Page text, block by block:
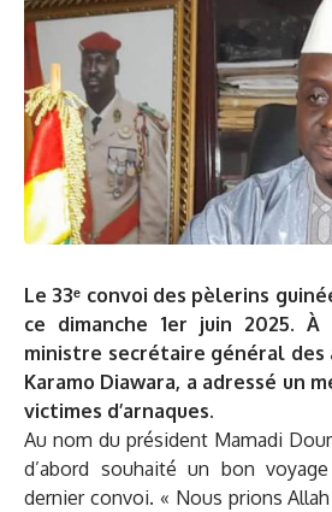
Le 33ᵉ convoi des pèlerins
ce dimanche 1er juin 2025.
ministre secrétaire général des
Karamo Diawara, a adressé un
victimes d’arnaques.
Au nom du président Mamadi
d’abord souhaité un bon
dernier convoi. « Nous prions